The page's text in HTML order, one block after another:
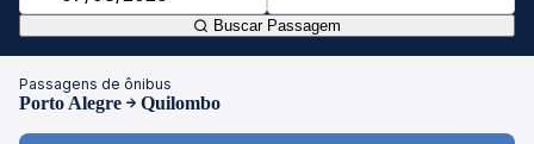
Buscar Passagem
Passagens de ônibus
Porto Alegre Quilombo